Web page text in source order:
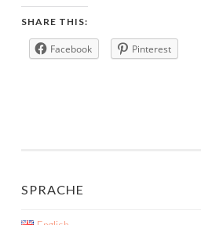
SHARE THIS:
Facebook Pinterest
SPRACHE